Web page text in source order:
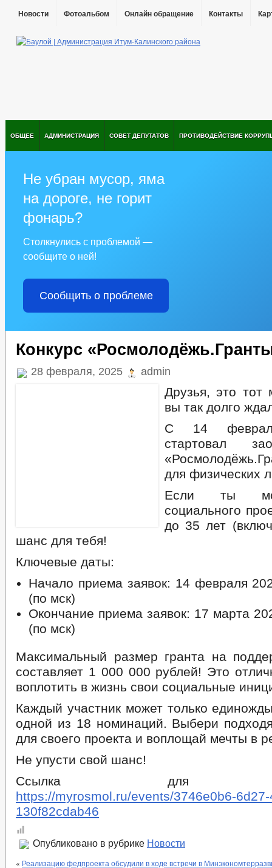
Новости Фотоальбом Онлайн обращение Контакты
ОБЩЕЕ АДМИНИСТРАЦИЯ СОВЕТ ДЕПУТАТОВ ПРОТИВОДЕЙСТВИЕ
Не убран мусор, яма
на дороге, не горит
фонарь?
Столкнулись с проблемой —
сообщите о ней!
Сообщить о проблеме
Конкурс
28 февраля, 2025 admin
Друзья, это тот
вы так долго
С 14
стартовал
для физических
Если ты
социального
до 35 лет
шанс для тебя!
Ключевые даты:
Начало приема заявок: 14 февраля
(по мск)
Окончание приема заявок: 17 марта
(по мск)
Максимальный размер гранта на
составляет 1 000 000 рублей! Это
воплотить в жизнь свои социальные
Каждый участник может только
одной из 18 номинаций. Выбери
для своего проекта и воплощай мечты в
Не упусти свой шанс!
Ссылка для
https://myrosmol.ru/events/3746e0b6-
130f82cdab46
Опубликовано в рубрике Новости
« Реализацию федпроекта обсудили в ходе встречи в